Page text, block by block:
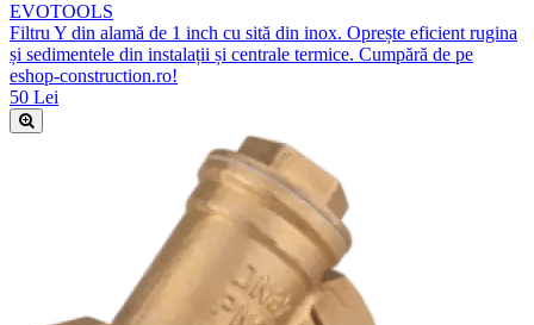
EVOTOOLS
Filtru Y din alamă de 1 inch cu sită din inox. Oprește eficient rugina
și sedimentele din instalații și centrale termice. Cumpără de pe
eshop-construction.ro!
50 Lei